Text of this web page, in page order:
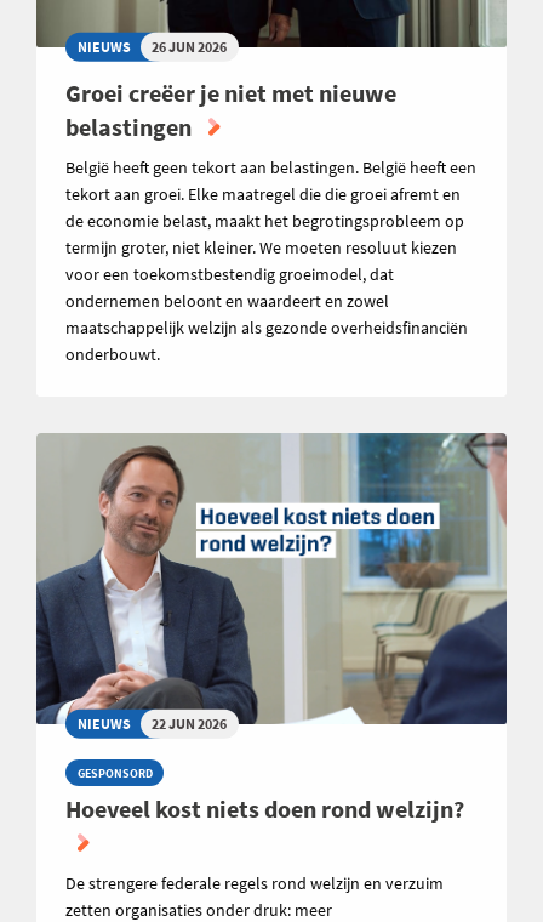
NIEUWS 26 JUN 2026
Groei creëer je niet met nieuwe
belastingen
België heeft geen tekort aan belastingen. België heeft een
tekort aan groei. Elke maatregel die die groei afremt en
de economie belast, maakt het begrotingsprobleem op
termijn groter, niet kleiner. We moeten resoluut kiezen
voor een toekomstbestendig groeimodel, dat
ondernemen beloont en waardeert en zowel
maatschappelijk welzijn als gezonde overheidsfinanciën
onderbouwt.
NIEUWS 22 JUN 2026
GESPONSORD
Hoeveel kost niets doen rond welzijn?
De strengere federale regels rond welzijn en verzuim
zetten organisaties onder druk: meer